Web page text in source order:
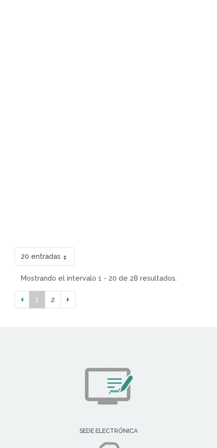
20 entradas
Mostrando el intervalo 1 - 20 de 28 resultados.
1 2
SEDE ELECTRÓNICA